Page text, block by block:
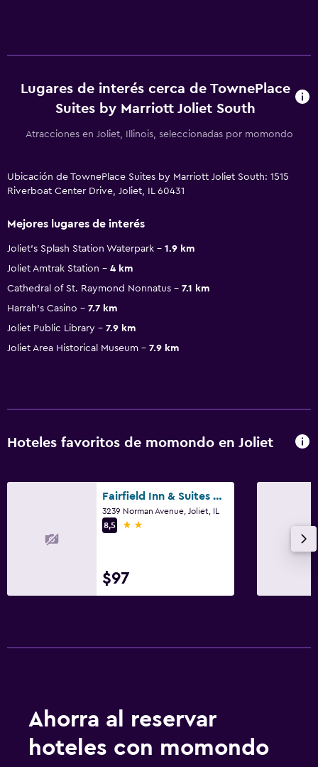
Lugares de interés cerca de TownePlace
Suites by Marriott Joliet South
Atracciones en Joliet, Illinois, seleccionadas por momondo
Ubicación de TownePlace Suites by Marriott Joliet South: 1515
Riverboat Center Drive, Joliet, IL 60431
Mejores lugares de interés
Joliet's Splash Station Waterpark
1.9 km
Joliet Amtrak Station
4 km
Cathedral of St. Raymond Nonnatus
7.1 km
Harrah's Casino
7.7 km
Joliet Public Library
7.9 km
Joliet Area Historical Museum
7.9 km
Hoteles favoritos de momondo en Joliet
Fairfield Inn & Suites by Marriott Joliet North
3239 Norman Avenue, Joliet, IL
8,5
2 estrellas
$97
Ahorra al reservar
hoteles con momondo